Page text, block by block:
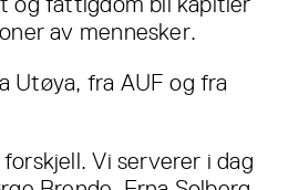
av mennesker.
Utøya, fra AUF og fra
Vi serverer i dag